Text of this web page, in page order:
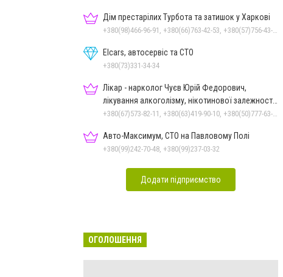
Дім престарілих Турбота та затишок у Харкові
Elcars, автосервіс та СТО
+380(73)331-34-34
Лікар - нарколог Чуєв Юрій Федорович,
лікування алкоголізму, нікотинової залежності,
ігроманії
Авто-Максимум, СТО на Павловому Полі
+380(99)242-70-48, +380(99)237-03-32
Додати підприємство
ОГОЛОШЕННЯ